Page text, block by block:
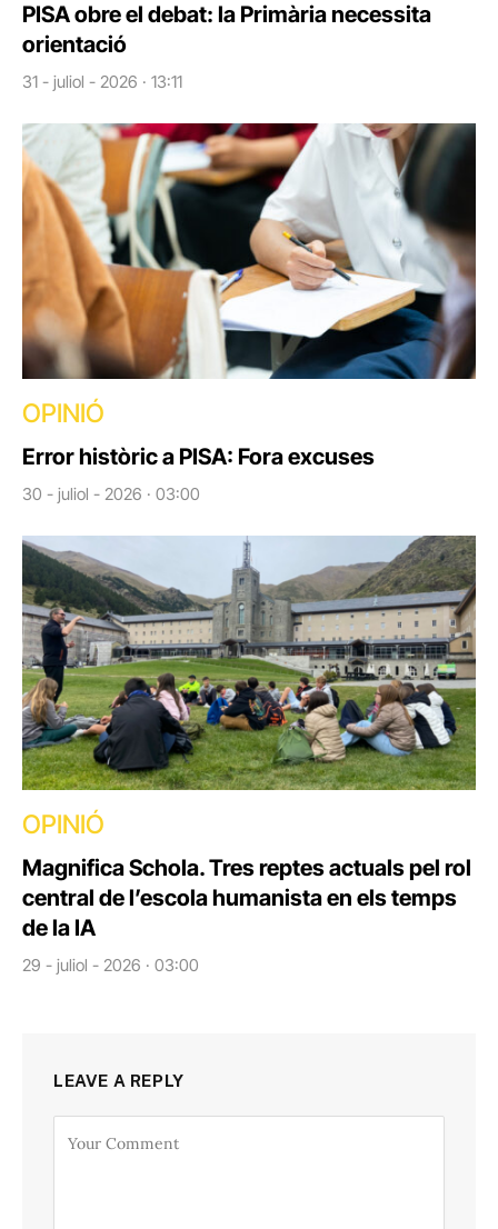
PISA obre el debat: la Primària necessita
orientació
31 - juliol - 2026 · 13:11
OPINIÓ
Error històric a PISA: Fora excuses
30 - juliol - 2026 · 03:00
OPINIÓ
Magnifica Schola. Tres reptes actuals pel rol
central de l’escola humanista en els temps
de la IA
29 - juliol - 2026 · 03:00
LEAVE A REPLY